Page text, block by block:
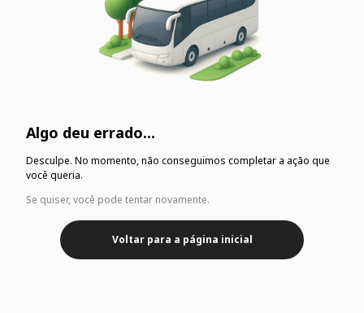
Algo deu errado...
Desculpe. No momento, não conseguimos completar a ação que
você queria.
Se quiser, você pode tentar novamente.
Voltar para a página inicial